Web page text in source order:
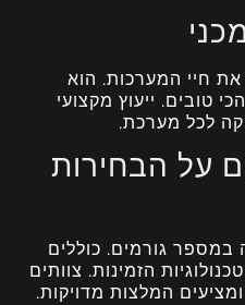
את חיי המערכות. הוא
טובים. ייעוץ מקצועי
לכל מערכת.
על הבחירות
במספר גורמים. כוללים
הזמינות. צוותים
המלצות מדויקות.